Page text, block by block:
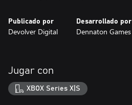
Publicado por
Devolver Digital
Desarrollado por
Dennaton Games
Jugar con
XBOX Series X|S